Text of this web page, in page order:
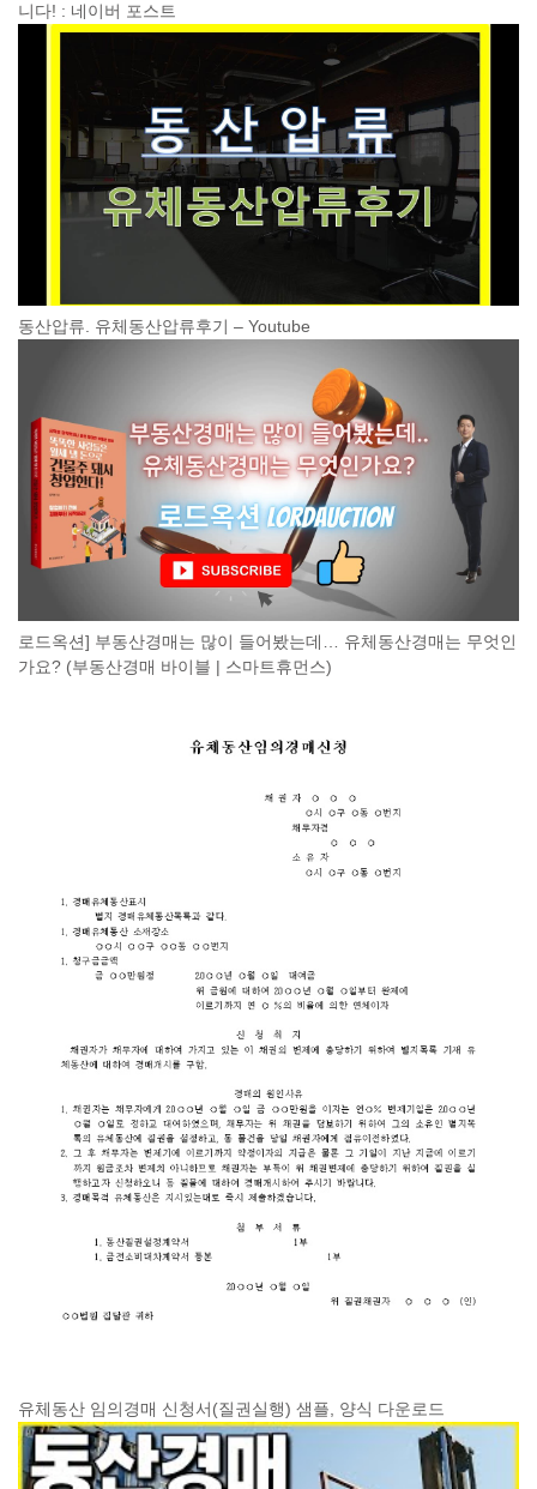
니다! : 네이버 포스트
동산압류. 유체동산압류후기 – Youtube
로드옥션] 부동산경매는 많이 들어봤는데… 유체동산경매는 무엇인
가요? (부동산경매 바이블 | 스마트휴먼스)
유체동산 임의경매 신청서(질권실행) 샘플, 양식 다운로드